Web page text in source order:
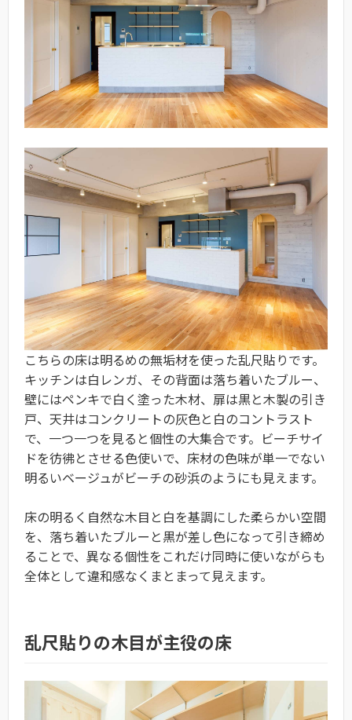
こちらの床は明るめの無垢材を使った乱尺貼りです。
キッチンは白レンガ、その背面は落ち着いたブルー、
壁にはペンキで白く塗った木材、扉は黒と木製の引き
戸、天井はコンクリートの灰色と白のコントラスト
で、一つ一つを見ると個性の大集合です。ビーチサイ
ドを彷彿とさせる色使いで、床材の色味が単一でない
明るいベージュがビーチの砂浜のようにも見えます。
床の明るく自然な木目と白を基調にした柔らかい空間
を、落ち着いたブルーと黒が差し色になって引き締め
ることで、異なる個性をこれだけ同時に使いながらも
全体として違和感なくまとまって見えます。
乱尺貼りの木目が主役の床